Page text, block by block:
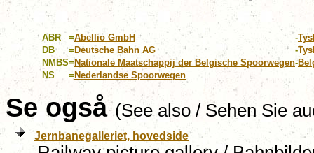
ABR =Abellio GmbH -
DB
= Deutsche Bahn AG -
NMBS=Nationale Maatschappij der Belgische Spoorwegen-
NS
= Nederlandse Spoorwegen
Se også(See also / Sehen Sie
Jernbanegalleriet, hovedside